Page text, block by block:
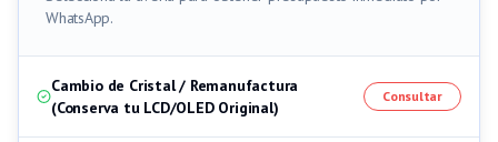
WhatsApp.
Cambio de Cristal / Remanufactura
(Conserva tu LCD/OLED Original)
Consultar